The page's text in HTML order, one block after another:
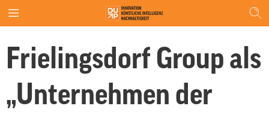
Frielingsdorf Group als
„Unternehmen der